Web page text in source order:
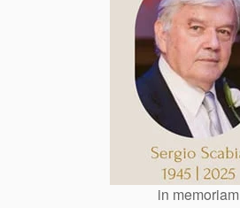
in memoriam